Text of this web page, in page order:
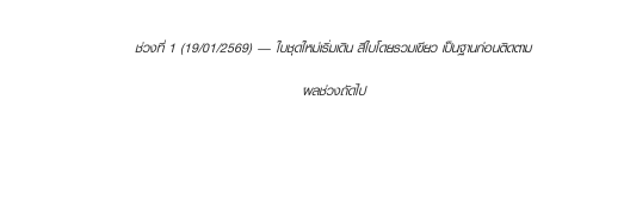
ช่วงที่ 1 (19/01/2569) — ใบชุดใหม่เริ่มเดิน สีใบโดยรวมเขียว เป็นฐานก่อนติดตาม
ผลช่วงถัดไป